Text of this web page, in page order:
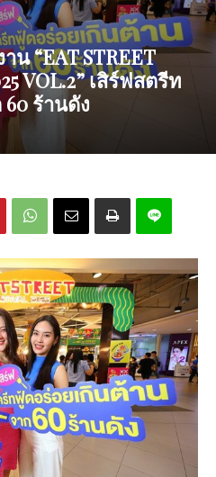
“EAT STREET
VOL.2” เสิร์ฟสตรีท
ร้านดัง